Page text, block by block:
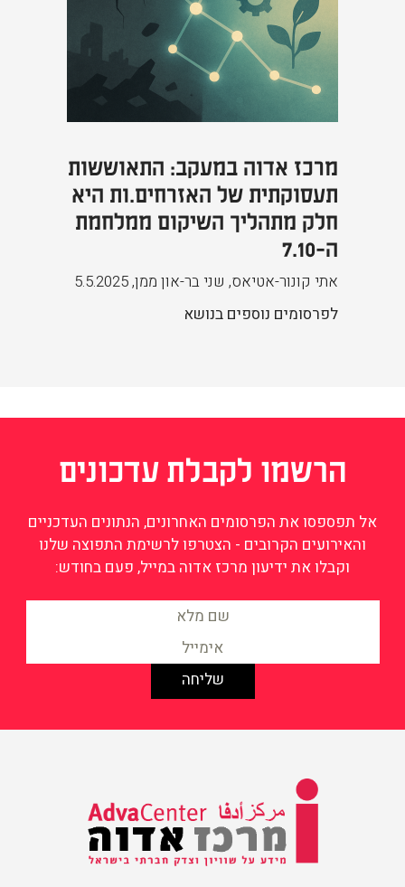
מרכז אדוה במעקב: התאוששות
תעסוקתית של האזרחים.ות היא
חלק מתהליך השיקום ממלחמת
ה-7.10
אתי קונור-אטיאס, שני בר-און ממן,
5.5.2025
לפרסומים נוספים בנושא
הרשמו לקבלת עדכונים
אל תפספסו את הפרסומים האחרונים, הנתונים העדכניים
והאירועים הקרובים - הצטרפו לרשימת התפוצה שלנו
וקבלו את ידיעון מרכז אדוה במייל, פעם בחודש:
מרכז אדוה
בישראל